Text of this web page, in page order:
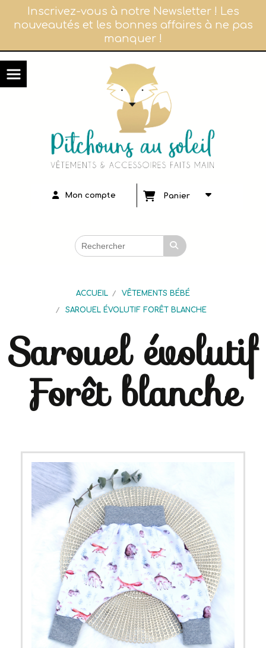
Inscrivez-vous à notre Newsletter ! Les
nouveautés et les bonnes affaires à ne pas
manquer !
Mon compte Panier
ACCUEIL
VÊTEMENTS BÉBÉ
SAROUEL ÉVOLUTIF FORÊT BLANCHE
Sarouel évolutif
Forêt blanche
Panneau de gestion des cookies